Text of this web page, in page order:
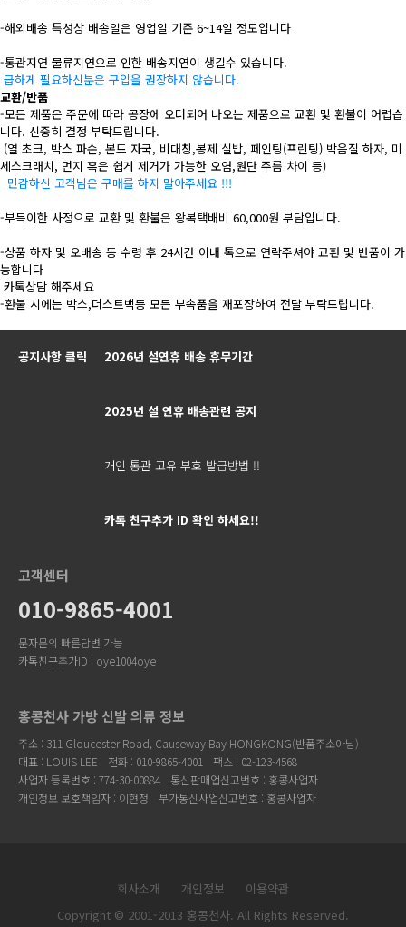
-해외배송 특성상 배송일은 영업일 기준 6~14일 정도입니다
-통관지연 물류지연으로 인한 배송지연이 생길수 있습니다.
급하게 필요하신분은 구입을 권장하지 않습니다.
교환/반품
-모든 제품은 주문에 따라 공장에 오더되어 나오는 제품으로 교환 및 환불이 어렵습
니다. 신중히 결정 부탁드립니다.
(열 초크, 박스 파손, 본드 자국, 비대칭,봉제 실밥, 페인팅(프린팅) 박음질 하자, 미
세스크래치, 먼지 혹은 쉽게 제거가 가능한 오염,원단 주름 차이 등)
민감하신 고객님은 구매를 하지 말아주세요 !!!
-부득이한 사정으로 교환 및 환불은 왕복택배비 60,000원 부담입니다.
-상품 하자 및 오배송 등 수령 후 24시간 이내 톡으로 연락주셔야 교환 및 반품이 가
능합니다
카톡상담 해주세요
-환불 시에는 박스,더스트백등 모든 부속품을 재포장하여 전달 부탁드립니다.
공지사항 클릭 2026년 설연휴 배송 휴무기간
2025년 설 연휴 배송관련 공지
개인 통관 고유 부호 발급방법 !!
카톡 친구추가 ID 확인 하세요!!
고객센터
010-9865-4001
문자문의 빠른답변 가능
카톡친구추가ID : oye1004oye
홍콩천사 가방 신발 의류 정보
주소 : 311 Gloucester Road, Causeway Bay HONGKONG(반품주소아님)
대표 : LOUIS LEE
전화 : 010-9865-4001
팩스 : 02-123-4568
사업자 등록번호 : 774-30-00884
통신판매업신고번호 : 홍콩사업자
개인정보 보호책임자 : 이현정
부가통신사업신고번호 : 홍콩사업자
회사소개 개인정보
이용약관
Copyright © 2001-2013 홍콩천사. All Rights Reserved.